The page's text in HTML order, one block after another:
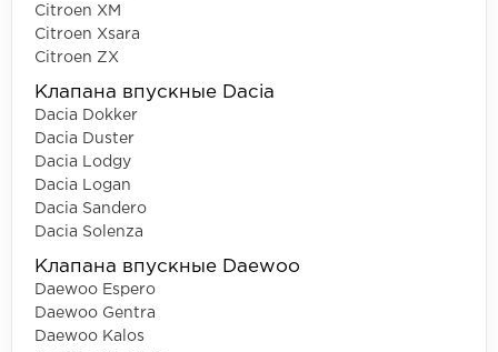
Citroen XM
Citroen Xsara
Citroen ZX
Клапана впускные Dacia
Dacia Dokker
Dacia Duster
Dacia Lodgy
Dacia Logan
Dacia Sandero
Dacia Solenza
Клапана впускные Daewoo
Daewoo Espero
Daewoo Gentra
Daewoo Kalos